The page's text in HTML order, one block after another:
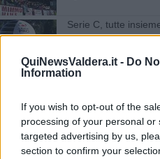
QuiNewsValdera.it - Do
Information
If you wish to opt-out of the
processing of your personal
targeted advertising by us,
section to confirm your
Serie C, tutte
Doppio arresto
In centinaia per la
Arrestato imprenditore edile di